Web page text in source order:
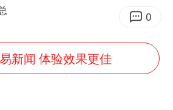
泰国一女公务员妆容引争议 本人回应
多地要求领导干部带头休假
对话重庆地铁吐血女孩
0
新闻 体验效果更佳